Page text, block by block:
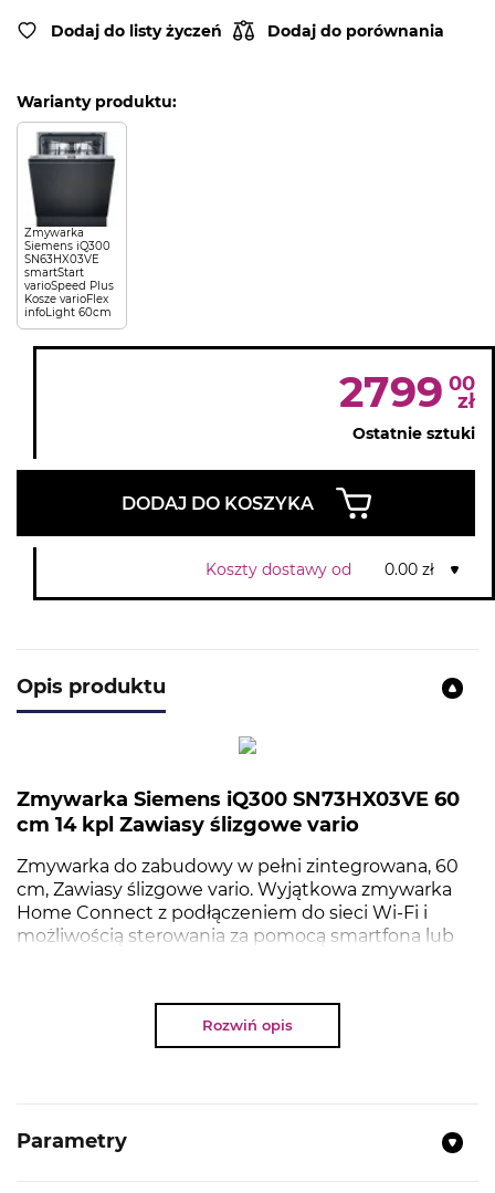
Dodaj do listy życzeń Dodaj do porównania
Warianty produktu:
Zmywarka
Siemens iQ300
SN63HX03VE
smartStart
varioSpeed Plus
Kosze varioFlex
infoLight 60cm
2799 00
zł
Ostatnie sztuki
DODAJ DO KOSZYKA
Koszty dostawy od 0.00 zł
Opis produktu
Zmywarka Siemens iQ300 SN73HX03VE 60
cm 14 kpl Zawiasy ślizgowe vario
Zmywarka do zabudowy w pełni zintegrowana, 60
cm, Zawiasy ślizgowe vario. Wyjątkowa zmywarka
Home Connect z podłączeniem do sieci Wi-Fi i
możliwością sterowania za pomocą smartfona lub
możliwością różnorodnej zabudowy.
Rodzaj:
Rozwiń opis
Parametry